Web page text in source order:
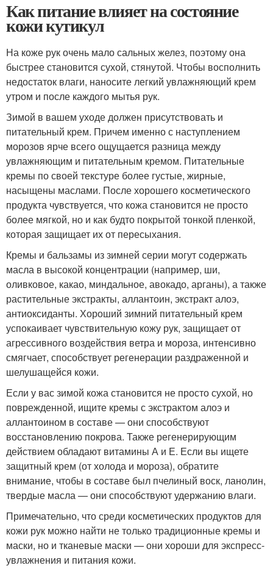
Как питание влияет на состояние
кожи кутикул
На коже рук очень мало сальных желез, поэтому она
быстрее становится сухой, стянутой. Чтобы восполнить
недостаток влаги, наносите легкий увлажняющий крем
утром и после каждого мытья рук.
Зимой в вашем уходе должен присутствовать и
питательный крем. Причем именно с наступлением
морозов ярче всего ощущается разница между
увлажняющим и питательным кремом. Питательные
кремы по своей текстуре более густые, жирные,
насыщены маслами. После хорошего косметического
продукта чувствуется, что кожа становится не просто
более мягкой, но и как будто покрытой тонкой пленкой,
которая защищает их от пересыхания.
Кремы и бальзамы из зимней серии могут содержать
масла в высокой концентрации (например, ши,
оливковое, какао, миндальное, авокадо, арганы), а также
растительные экстракты, аллантоин, экстракт алоэ,
антиоксиданты. Хороший зимний питательный крем
успокаивает чувствительную кожу рук, защищает от
агрессивного воздействия ветра и мороза, интенсивно
смягчает, способствует регенерации раздраженной и
шелушащейся кожи.
Если у вас зимой кожа становится не просто сухой, но
поврежденной, ищите кремы с экстрактом алоэ и
аллантоином в составе — они способствуют
восстановлению покрова. Также регенерирующим
действием обладают витамины А и Е. Если вы ищете
защитный крем (от холода и мороза), обратите
внимание, чтобы в составе был пчелиный воск, ланолин,
твердые масла — они способствуют удержанию влаги.
Примечательно, что среди косметических продуктов для
кожи рук можно найти не только традиционные кремы и
маски, но и тканевые маски — они хороши для экспресс-
увлажнения и питания кожи.